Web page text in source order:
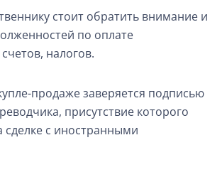
стоит обратить внимание и
по оплате
налогов.
продаже заверяется подписью
присутствие которого
сделке с иностранными